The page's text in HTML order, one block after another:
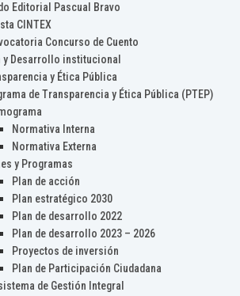
Editorial Pascual Bravo
CINTEX
Concurso de Cuento
y Desarrollo institucional
y Ética Pública
de Transparencia y Ética Pública (PTEP)
Normativa Interna
Normativa Externa
y Programas
Plan de acción
Plan estratégico 2030
Plan de desarrollo 2022
Plan de desarrollo 2023 – 2026
Proyectos de inversión
Plan de Participación Ciudadana
de Gestión Integral